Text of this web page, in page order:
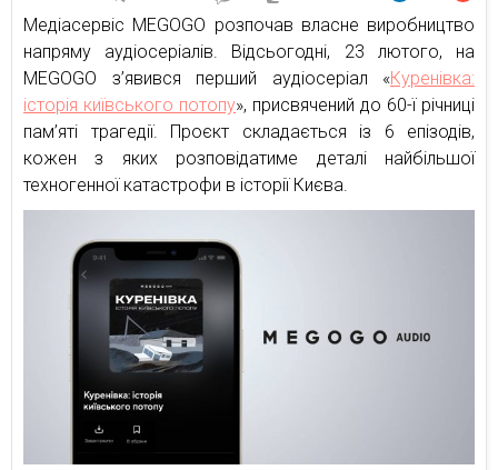
Медіасервіс MEGOGO розпочав власне виробництво
напряму аудіосеріалів. Відсьогодні, 23 лютого, на
MEGOGO з’явився перший аудіосеріал «Куренівка:
історія київського потопу», присвячений до 60-ї річниці
пам’яті трагедії. Проєкт складається із 6 епізодів,
кожен з яких розповідатиме деталі найбільшої
техногенної катастрофи в історії Києва.